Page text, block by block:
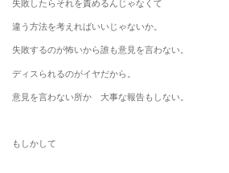
失敗したらそれを責めるんじゃなくて
違う方法を考えればいいじゃないか。
失敗するのが怖いから誰も意見を言わない。
ディスられるのがイヤだから。
意見を言わない所か 大事な報告もしない。
もしかして